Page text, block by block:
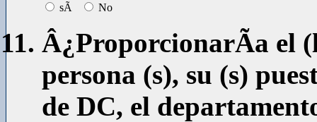
sÃ­ No
Â¿ProporcionarÃ­a el
persona (s), su (s)
de DC, el